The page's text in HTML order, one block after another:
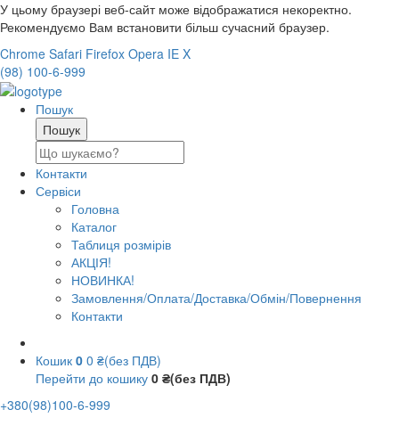
У цьому браузері веб-сайт може відображатися некоректно.
Рекомендуємо Вам встановити більш сучасний браузер.
Chrome Safari Firefox Opera IE X
(98) 100-6-999
Пошук
Контакти
Сервіси
Головна
Каталог
Таблиця розмірів
АКЦІЯ!
НОВИНКА!
Замовлення/Оплата/Доставка/Обмін/Повернення
Контакти
Кошик 0 0 ₴(без ПДВ)
Перейти до кошику 0 ₴(без ПДВ)
+380(98)100-6-999